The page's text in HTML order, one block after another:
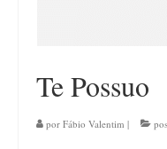
Te Possuo
por Fábio Valentim |